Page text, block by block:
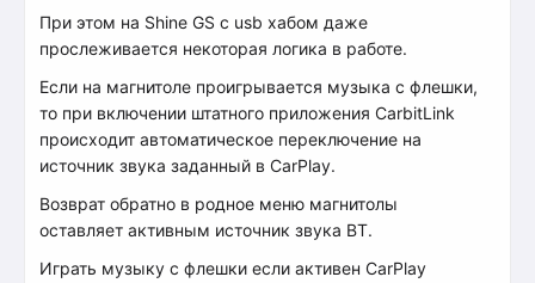
При этом на Shine GS с usb хабом даже
прослеживается некоторая логика в работе.
Если на магнитоле проигрывается музыка с флешки,
то при включении штатного приложения CarbitLink
происходит автоматическое переключение на
источник звука заданный в CarPlay.
Возврат обратно в родное меню магнитолы
оставляет активным источник звука BT.
Играть музыку с флешки если активен CarPlay